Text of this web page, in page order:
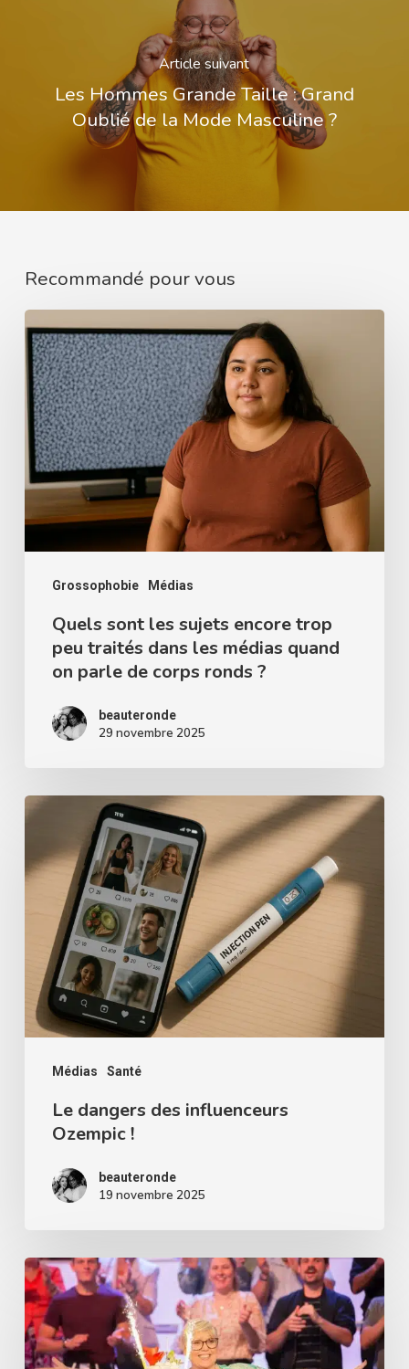
Article suivant
Les Hommes Grande Taille : Grand
Oublié de la Mode Masculine ?
Recommandé pour vous
Grossophobie Médias
Quels
sont
les
sujets
encore
trop
traités
dans
médias
quand
ronds
?
Quels sont les sujets encore trop
peu traités dans les médias quand
on parle de corps ronds ?
beauteronde
29 novembre 2025
Médias Santé
Le
des
influenceurs
Ozempic
Le dangers des influenceurs
Ozempic !
beauteronde
19 novembre 2025
Laurence
Boccolini
:
une